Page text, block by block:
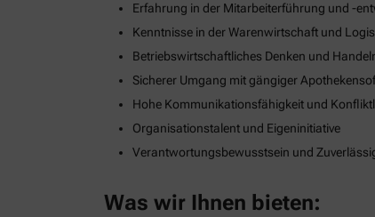
Erfahrung in der Mitarbeiterführung und -
Kenntnisse in der Warenwirtschaft und
Betriebswirtschaftliches Denken und
Sicherer Umgang mit gängiger
Hohe Kommunikationsfähigkeit und
Organisationstalent und Eigeninitiative
Verantwortungsbewusstsein und
Was wir Ihnen bieten: